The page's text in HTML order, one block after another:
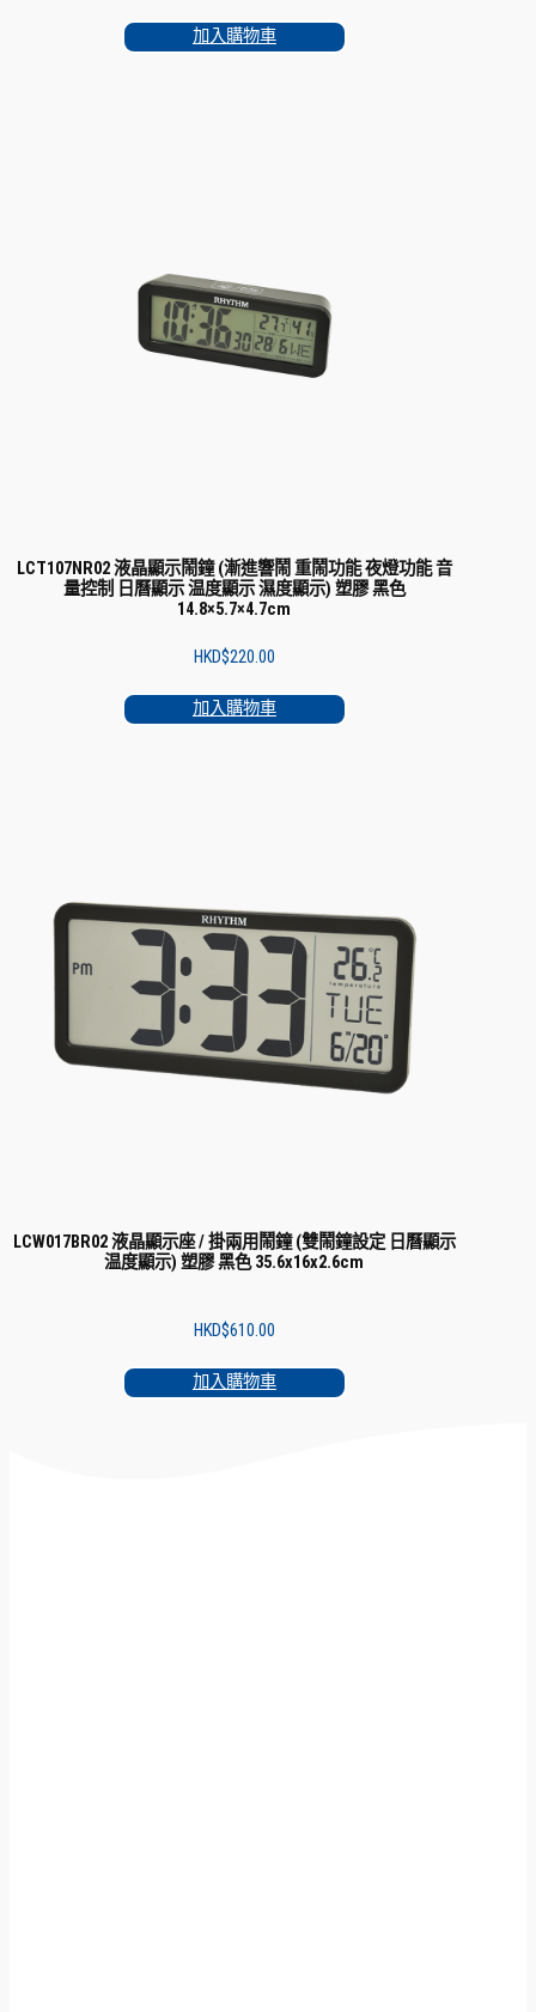
加入購物車
LCT107NR02 液晶顯示鬧鐘 (漸進響鬧 重鬧功能 夜燈功能 音
量控制 日曆顯示 温度顯示 濕度顯示) 塑膠 黑色
14.8×5.7×4.7cm
HKD$220.00
加入購物車
LCW017BR02 液晶顯示座 / 掛兩用鬧鐘 (雙鬧鐘設定 日曆顯示
温度顯示) 塑膠 黑色 35.6x16x2.6cm
HKD$610.00
加入購物車